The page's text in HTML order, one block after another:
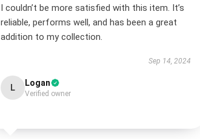
I couldn’t be more satisfied with this item. It’s
reliable, performs well, and has been a great
addition to my collection.
Sep 14, 2024
L Logan
Verified owner